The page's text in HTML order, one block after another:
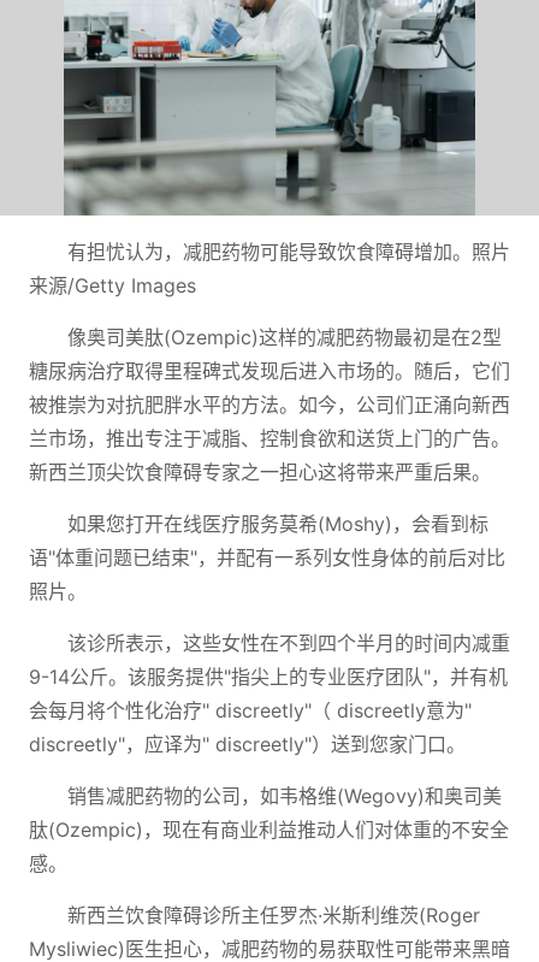
有担忧认为，减肥药物可能导致饮食障碍增加。照片
来源/Getty Images
像奥司美肽(Ozempic)这样的减肥药物最初是在2型
糖尿病治疗取得里程碑式发现后进入市场的。随后，它们
被推崇为对抗肥胖水平的方法。如今，公司们正涌向新西
兰市场，推出专注于减脂、控制食欲和送货上门的广告。
新西兰顶尖饮食障碍专家之一担心这将带来严重后果。
如果您打开在线医疗服务莫希(Moshy)，会看到标
语"体重问题已结束"，并配有一系列女性身体的前后对比
照片。
该诊所表示，这些女性在不到四个半月的时间内减重
9-14公斤。该服务提供"指尖上的专业医疗团队"，并有机
会每月将个性化治疗" discreetly"（ discreetly意为"
discreetly"，应译为" discreetly"）送到您家门口。
销售减肥药物的公司，如韦格维(Wegovy)和奥司美
肽(Ozempic)，现在有商业利益推动人们对体重的不安全
感。
新西兰饮食障碍诊所主任罗杰·米斯利维茨(Roger
Mysliwiec)医生担心，减肥药物的易获取性可能带来黑暗